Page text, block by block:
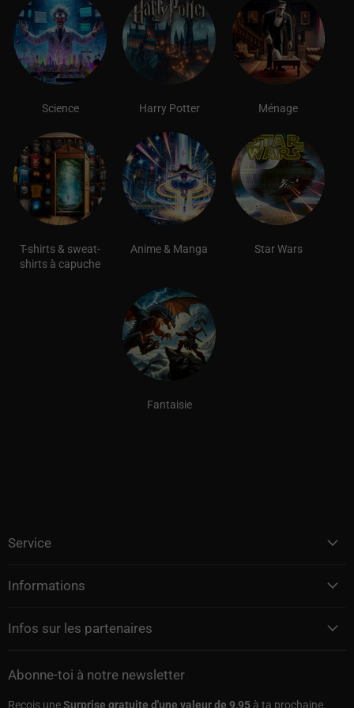
Science Harry Potter Ménage
T-shirts & sweat-
shirts à capuche
Anime & Manga Star Wars
Fantaisie
Service
Informations
Infos sur les partenaires
Abonne-toi à notre newsletter
Reçois uneSurprise gratuite d'une valeur de 9,95 à ta prochaine